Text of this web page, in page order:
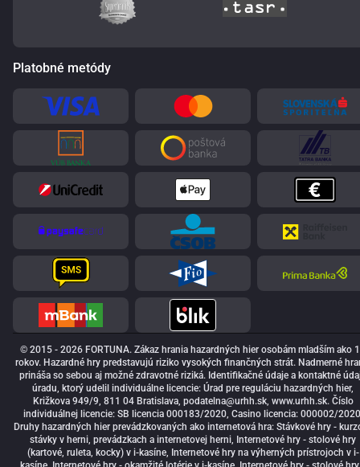
Platobné metódy
© 2015 - 2026 FORTUNA. Zákaz hrania hazardných hier osobám mladším ako
rokov. Hazardné hry predstavujú riziko vysokých finančných strát. Nadmerné
prináša so sebou aj možné zdravotné riziká. Identifikačné údaje a kontaktné
úradu, ktorý udelil individuálne licencie: Úrad pre reguláciu hazardných hier,
Križkova 949/9, 811 04 Bratislava, podatelna@urhh.sk, www.urhh.sk. Číslo
individuálnej licencie: SB licencia 000183/2020, Casino licencia: 000002/
Druhy hazardných hier prevádzkovaných ako internetová hra: Stávkové hry -
stávky v herni, prevádzkach a internetovej herni, Internetové hry - stolové hry
(kartové, ruleta, kocky) v i-kasíne, Internetové hry na výherných prístrojoch v i-